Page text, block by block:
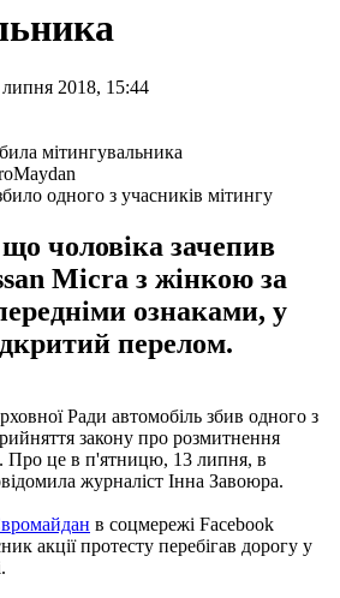
2018, 15:44
одного з учасників мітингу
чоловіка зачепив
Micra з жінкою за
ознаками, у
перелом.
Ради автомобіль збив одного з
закону про розмитнення
Про це в п'ятницю, 13 липня, в
журналіст Інна Завоюра.
в соцмережі Facebook
акції протесту перебігав дорогу у